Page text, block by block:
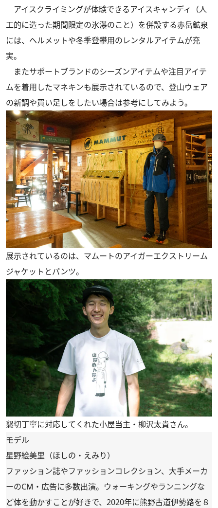
アイスクライミングが体験できるアイスキャンディ（人
工的に造った期間限定の氷瀑のこと）を併設する赤岳鉱泉
には、ヘルメットや冬季登攀用のレンタルアイテムが充
実。
またサポートブランドのシーズンアイテムや注目アイテ
ムを着用したマネキンも展示されているので、登山ウェア
の新調や買い足しをしたい場合は参考にしてみよう。
展示されているのは、マムートのアイガーエクストリーム
ジャケットとパンツ。
懇切丁寧に対応してくれた小屋当主・柳沢太貴さん。
モデル
星野絵美里（ほしの・えみり）
ファッション誌やファッションコレクション、大手メーカ
ーのCM・広告に多数出演。ウォーキングやランニングな
ど体を動かすことが好きで、2020年に熊野古道伊勢路を８